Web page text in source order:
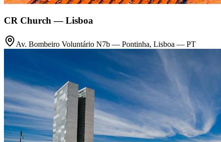
CR Church — Lisboa
Av. Bombeiro Voluntário N7b — Pontinha, Lisboa — PT